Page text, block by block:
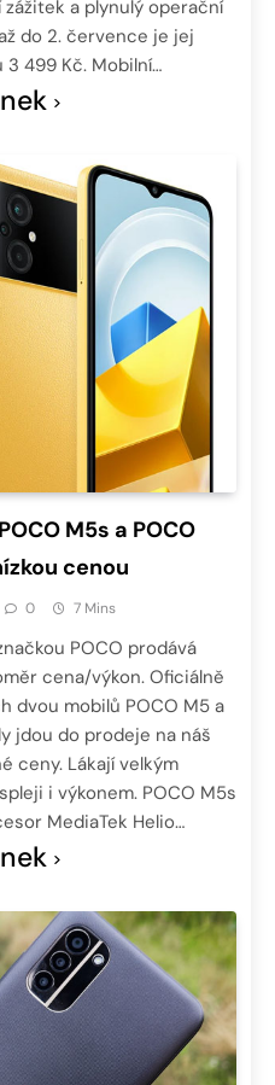
a plynulý operační
do 2. července je jej
3 499 Kč. Mobilní…
M5s a POCO
cenou
0 7 Mins
POCO prodává
cena/výkon. Oficiálně
dvou mobilů POCO M5 a
jdou do prodeje na náš
ceny. Lákají velkým
i výkonem. POCO M5s
MediaTek Helio…